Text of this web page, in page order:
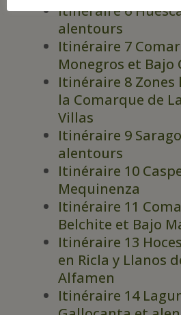
Itinéraire 6
alentours
Itinéraire 7
Monegros et Bajo
Itinéraire 8 Zones
la Comarque de
Villas
Itinéraire 9
alentours
Itinéraire 10
Mequinenza
Itinéraire 11
Belchite et Bajo
Itinéraire 13
en Ricla y Llanos
Alfamen
Itinéraire 14